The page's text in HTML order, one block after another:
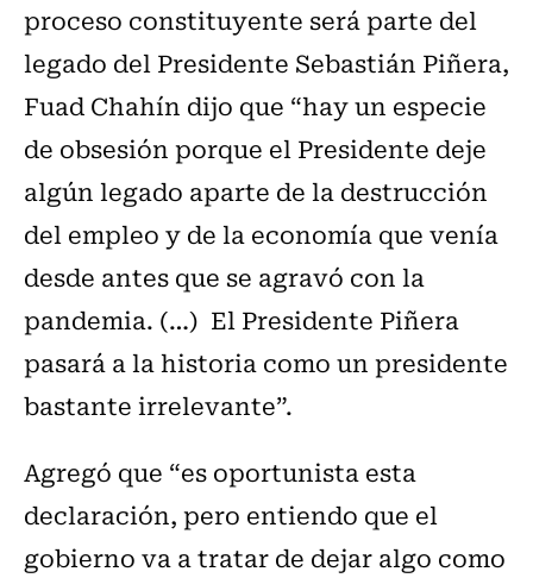
proceso constituyente será parte del
legado del Presidente Sebastián Piñera,
Fuad Chahín dijo que “hay un especie
de obsesión porque el Presidente deje
algún legado aparte de la destrucción
del empleo y de la economía que venía
desde antes que se agravó con la
pandemia. (…) El Presidente Piñera
pasará a la historia como un presidente
bastante irrelevante”.
Agregó que “es oportunista esta
declaración, pero entiendo que el
gobierno va a tratar de dejar algo como